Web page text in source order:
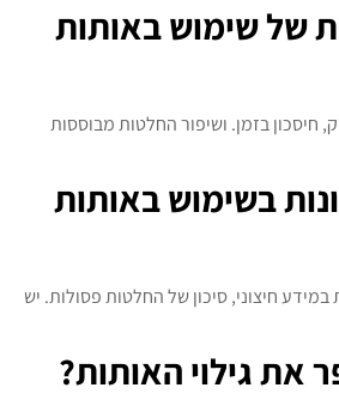
של שימוש באותות
חיסכון בזמן. ושיפור החלטות מבוססות
בשימוש באותות
במידע חיצוני, סיכון של החלטות פסולות. יש
את גילוי האותות?